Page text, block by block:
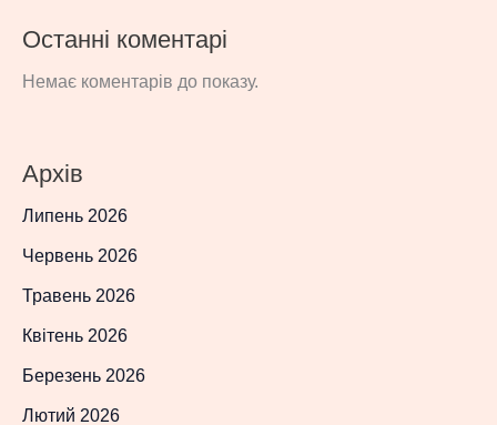
Останні коментарі
Немає коментарів до показу.
Архів
Липень 2026
Червень 2026
Травень 2026
Квітень 2026
Березень 2026
Лютий 2026